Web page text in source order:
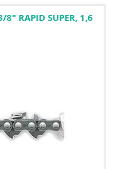
8" RAPID SUPER, 1,6